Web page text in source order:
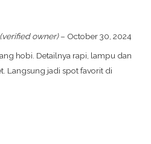
(verified owner) – October 30, 2024
hobi. Detailnya rapi, lampu dan
Langsung jadi spot favorit di